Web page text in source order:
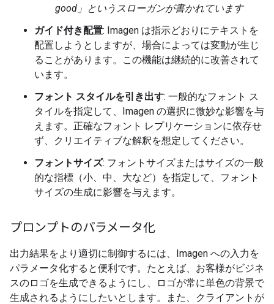
good」というスローガンが書かれています
ガイド付き配置: Imagen は指示どおりにテキストを
配置しようとしますが、場合によっては変動が生じ
ることがあります。この機能は継続的に改善されて
います。
フォント スタイルを引き出す: 一般的なフォント ス
タイルを指定して、Imagen の選択に微妙な影響を与
えます。正確なフォント レプリケーションに依存せ
ず、クリエイティブな解釈を想定してください。
フォントサイズ: フォントサイズまたはサイズの一般
的な指標（小 、中 、大など）を指定して、フォント
サイズの生成に影響を与えます。
プロンプトのパラメータ化
出力結果をより適切に制御するには、Imagen への入力を
パラメータ化すると便利です。たとえば、お客様がビジネ
スのロゴを生成できるようにし、ロゴが常に単色の背景で
生成されるようにしたいとします。また、クライアントが